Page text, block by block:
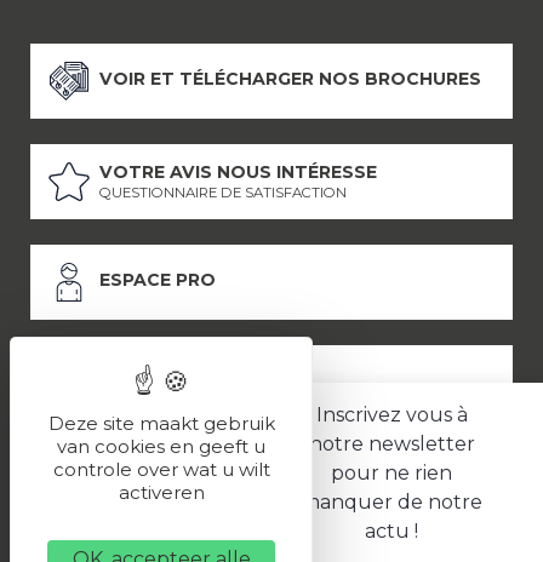
Inscrivez vous à
notre newsletter
pour ne rien
manquer de notre
actu !
VOIR ET TÉLÉCHARGER NOS BROCHURES
VOTRE AVIS NOUS INTÉRESSE
QUESTIONNAIRE DE SATISFACTION
ESPACE PRO
ESPACE PRESSE
LES PARTENAIRES
Politique de confidentialité
Deze site maakt gebruik
van cookies en geeft u
controle over wat u wilt
activeren